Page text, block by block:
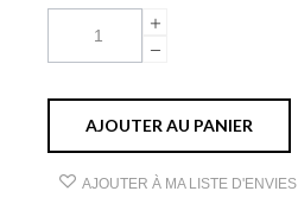
AJOUTER AU PANIER
AJOUTER À MA LISTE D'ENVIES